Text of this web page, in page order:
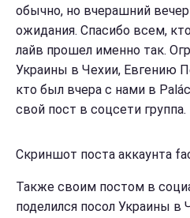
обычно, но вчерашний
ожидания. Спасибо всем,
лайв прошел именно так.
Украины в Чехии, Евгению
кто был вчера с нами в
свой пост в соцсети группа.
Скриншот поста аккаунта
Также своим постом в
поделился посол Украины в